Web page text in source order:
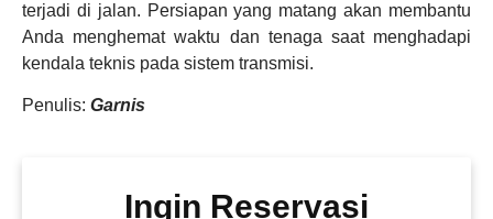
terjadi di jalan. Persiapan yang matang akan membantu
Anda menghemat waktu dan tenaga saat menghadapi
kendala teknis pada sistem transmisi.
Penulis: Garnis
Ingin Reservasi